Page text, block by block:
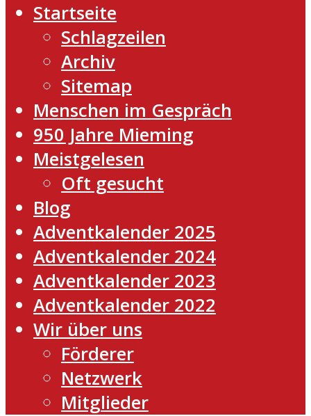
Startseite
Schlagzeilen
Archiv
Sitemap
Menschen im Gespräch
950 Jahre Mieming
Meistgelesen
Oft gesucht
Blog
Adventkalender 2025
Adventkalender 2024
Adventkalender 2023
Adventkalender 2022
Wir über uns
Förderer
Netzwerk
Mitglieder